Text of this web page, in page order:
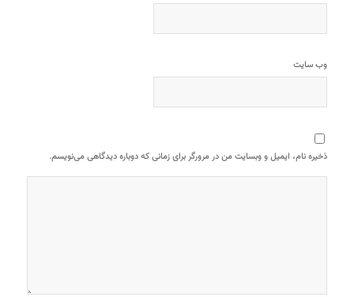
وب‌ سایت
ذخیره نام، ایمیل و وبسایت من در مرورگر برای زمانی که دوباره دیدگاهی می‌نویسم.